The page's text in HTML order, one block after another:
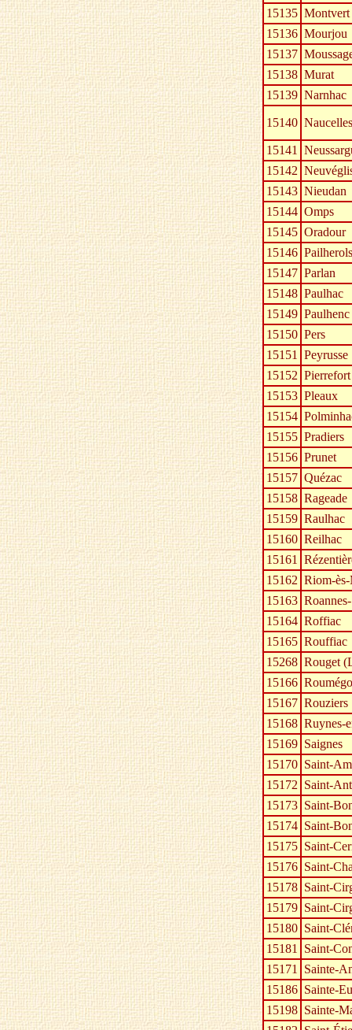
15135 Montvert
15136 Mourjou
15137
15138 Murat
15139 Narnhac
15140 Naucelles
15141
15142
15143 Nieudan
15144 Omps
15145 Oradour
15146 Pailherols
15147 Parlan
15148 Paulhac
15149 Paulhenc
15150 Pers
15151 Peyrusse
15152 Pierrefort
15153 Pleaux
15154
15155 Pradiers
15156 Prunet
15157 Quézac
15158 Rageade
15159 Raulhac
15160 Reilhac
15161
15162 Riom-
15163
15164 Roffiac
15165 Rouffiac
15268 Rouget
15166
15167 Rouziers
15168 Ruynes-
15169 Saignes
15170 Saint-
15172 Saint-
15173 Saint-
15174 Saint-
15175 Saint-
15176 Saint-
15178 Saint-
15179 Saint-
15180 Saint-
15181 Saint-
15171 Sainte-
15186 Sainte-
15198 Sainte-